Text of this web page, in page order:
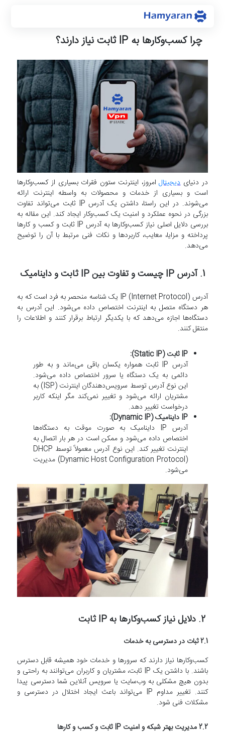
چرا کسب‌وکارها به IP ثابت نیاز دارند؟
در دنیایدیجیتالامروز، اینترنت ستون فقرات بسیاری از کسب‌وکارها
است و بسیاری از خدمات و محصولات به واسطه اینترنت ارائه
می‌شوند. در این راستا، داشتن یک آدرس IP ثابت می‌تواند تفاوت
بزرگی در نحوه عملکرد و امنیت یک کسب‌وکار ایجاد کند. این مقاله به
بررسی دلایل اصلی نیاز کسب‌وکارها به آدرس IP ثابت و کسب و کارها
پرداخته و مزایا، معایب، کاربردها و نکات فنی مرتبط با آن را توضیح
می‌دهد.
1. آدرس IP چیست و تفاوت بین IP ثابت و داینامیک
آدرس IP (Internet Protocol) یک شناسه منحصر به فرد است که به
هر دستگاه متصل به اینترنت اختصاص داده می‌شود. این آدرس به
دستگاه‌ها اجازه می‌دهد که با یکدیگر ارتباط برقرار کنند و اطلاعات را
منتقل کنند.
IP ثابت (Static IP):
آدرس IP ثابت همواره یکسان باقی می‌ماند و به طور
دائمی به یک دستگاه یا سرور اختصاص داده می‌شود.
این نوع آدرس توسط سرویس‌دهندگان اینترنت (ISP) به
مشتریان ارائه می‌شود و تغییر نمی‌کند مگر اینکه کاربر
درخواست تغییر دهد.
IP داینامیک (Dynamic IP):
آدرس IP داینامیک به صورت موقت به دستگاه‌ها
اختصاص داده می‌شود و ممکن است در هر بار اتصال به
اینترنت تغییر کند. این نوع آدرس معمولاً توسط DHCP
(Dynamic Host Configuration Protocol) مدیریت
می‌شود.
2. دلایل نیاز کسب‌وکارها به IP ثابت
2.1 ثبات در دسترسی به خدمات
کسب‌وکارها نیاز دارند که سرورها و خدمات خود همیشه قابل دسترس
باشند. با داشتن یک IP ثابت، مشتریان و کاربران می‌توانند به راحتی و
بدون هیچ مشکلی به وب‌سایت یا سرویس آنلاین شما دسترسی پیدا
کنند. تغییر مداوم IP می‌تواند باعث ایجاد اختلال در دسترسی و
مشکلات فنی شود.
2.2 مدیریت بهتر شبکه و امنیت IP ثابت و کسب و کارها